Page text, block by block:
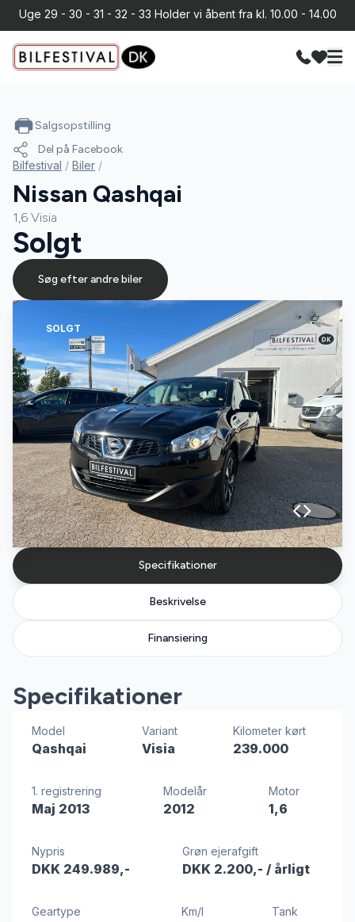
Uge 29 - 30 - 31 - 32 - 33 Holder vi åbent fra kl. 10.00 - 14.00
SOLGT
Specifikationer
Beskrivelse
Finansiering
Specifikationer
Model
Qashqai
Variant
Visia
Kilometer kørt
239.000
1. registrering
Maj 2013
Modelår
2012
Motor
1,6
Nypris
DKK 249.989,-
Grøn ejerafgift
DKK 2.200,- / årligt
Geartype Km/l Tank
Salgsopstilling
Del på Facebook
Bilfestival / Biler /
Nissan Qashqai
1,6 Visia
Solgt
Søg efter andre biler